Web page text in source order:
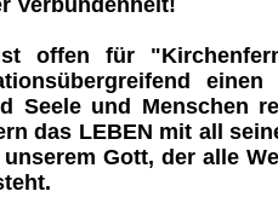
Verbundenheit!
offen für
Seele und Menschen
das LEBEN mit all
Gott, der alle